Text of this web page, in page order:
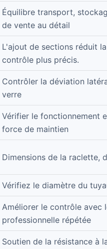
Équilibre transport,
de vente au détail
L'ajout de sections réduit
contrôle plus précis.
Contrôler la déviation
verre
Vérifier le fonctionnement
force de maintien
Dimensions de la raclette,
Vérifiez le diamètre du
Améliorer le contrôle avec
professionnelle répétée
Soutien de la résistance à